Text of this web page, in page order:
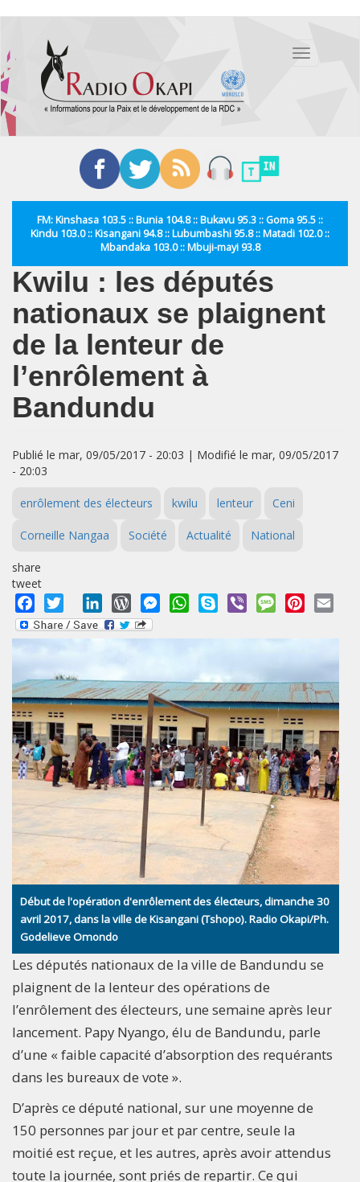
contenu
principal
Toggle
FM: Kinshasa 103.5 :: Bunia 104.8 :: Bukavu 95.3 :: Goma 95.5 ::
Kindu 103.0 :: Kisangani 94.8 :: Lubumbashi 95.8 :: Matadi 102.0 ::
Mbandaka 103.0 :: Mbuji-mayi 93.8
Kwilu : les députés
nationaux se plaignent
de la lenteur de
l’enrôlement à
Bandundu
Publié le mar, 09/05/2017 - 20:03 | Modifié le mar, 09/05/2017
- 20:03
enrôlement des électeurs kwilu lenteur Ceni
Corneille Nangaa Société Actualité National
share
tweet
Facebook
Twitter LinkedInWordPressMessengerWhatsApp
Skype Viber MessagePinterest
Début de l'opération d'enrôlement des électeurs, dimanche 30
avril 2017, dans la ville de Kisangani (Tshopo). Radio Okapi/Ph.
Godelieve Omondo
Les députés nationaux de la ville de Bandundu se
plaignent de la lenteur des opérations de
l’enrôlement des électeurs, une semaine après leur
lancement. Papy Nyango, élu de Bandundu, parle
d’une « faible capacité d’absorption des requérants
dans les bureaux de vote ».
D’après ce député national, sur une moyenne de
150 personnes par jour et par centre, seule la
moitié est reçue, et les autres, après avoir attendus
toute la journée, sont priés de repartir. Ce qui